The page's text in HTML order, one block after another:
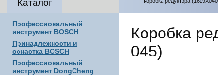
Каталог
Профессиональный
инструмент BOSCH
Принадлежности и
оснастка BOSCH
Профессиональный
инструмент DongCheng
Коробка
045)